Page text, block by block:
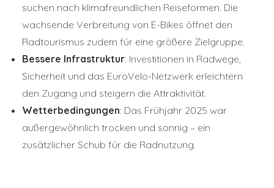
suchen nach klimafreundlichen Reiseformen. Die
wachsende Verbreitung von E-Bikes öffnet den
Radtourismus zudem für eine größere Zielgruppe.
Bessere Infrastruktur: Investitionen in Radwege,
Sicherheit und das EuroVelo-Netzwerk erleichtern
den Zugang und steigern die Attraktivität.
Wetterbedingungen: Das Frühjahr 2025 war
außergewöhnlich trocken und sonnig – ein
zusätzlicher Schub für die Radnutzung.